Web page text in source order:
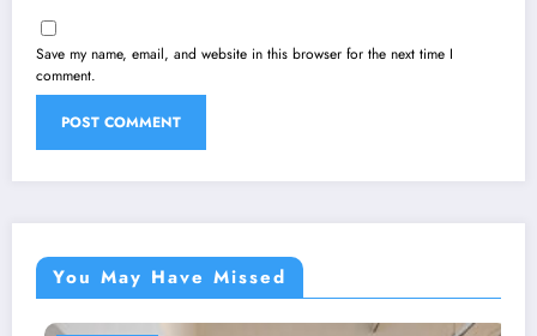
Save my name, email, and website in this browser for the next time I
comment.
You May Have Missed